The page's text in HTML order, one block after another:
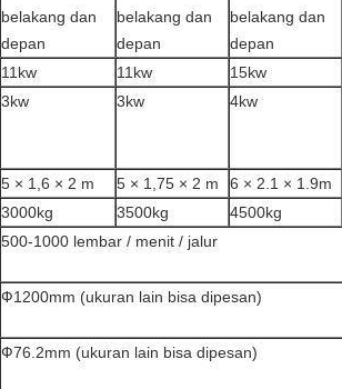
belakang dan
depan
belakang dan
depan
belakang dan
depan
11kw 11kw 15kw
3kw 3kw 4kw
5 × 1,6 × 2 m 5 × 1,75 × 2 m 6 × 2.1 × 1.9m
3000kg 3500kg 4500kg
500-1000 lembar / menit / jalur
Ф1200mm (ukuran lain bisa dipesan)
Ф76.2mm (ukuran lain bisa dipesan)